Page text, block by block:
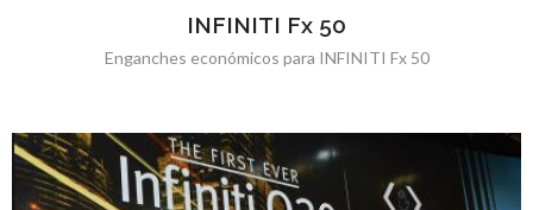
INFINITI Fx 50
Enganches económicos para INFINITI Fx 50